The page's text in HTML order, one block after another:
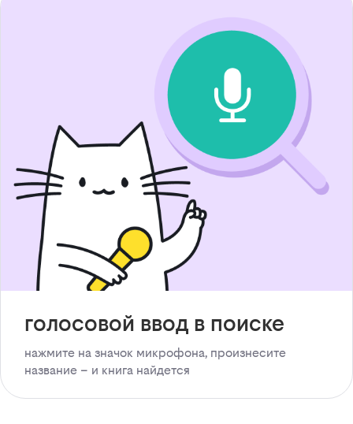
голосовой ввод в поиске
нажмите на значок микрофона, произнесите
название – и книга найдется